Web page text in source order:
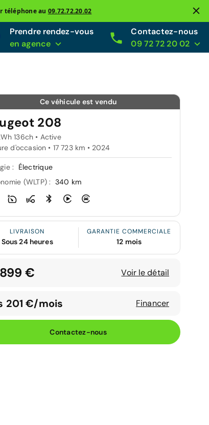
téléphone au 09.72.72.20.02
Prendre rendez-vous
en agence
Contactez-nous
09 72 72 20 02
Ce véhicule est vendu
208
136ch • Active
d'occasion • 17 723 km • 2024
:
Électrique
(WLTP) : 340 km
LIVRAISON
Sous 24 heures
GARANTIE COMMERCIALE
12 mois
€ Voir le détail
201 €/mois Financer
Contactez-nous